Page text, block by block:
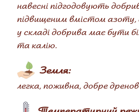
навесні підгодовують
підвищеним вмістом азоту,
у складі добрива має бути
та калію.
Земля:
легка, поживна, добре